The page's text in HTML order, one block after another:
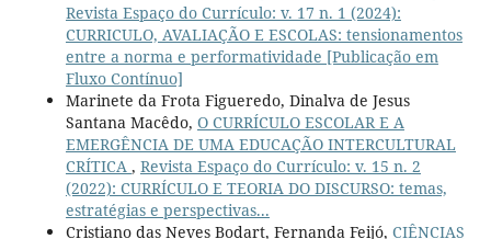
Revista Espaço do Currículo: v. 17 n. 1 (2024):
CURRICULO, AVALIAÇÃO E ESCOLAS: tensionamentos
entre a norma e performatividade [Publicação em
Fluxo Contínuo]
Marinete da Frota Figueredo, Dinalva de Jesus
Santana Macêdo, O CURRÍCULO ESCOLAR E A
EMERGÊNCIA DE UMA EDUCAÇÃO INTERCULTURAL
CRÍTICA , Revista Espaço do Currículo: v. 15 n. 2
(2022): CURRÍCULO E TEORIA DO DISCURSO: temas,
estratégias e perspectivas...
Cristiano das Neves Bodart, Fernanda Feijó, CIÊNCIAS